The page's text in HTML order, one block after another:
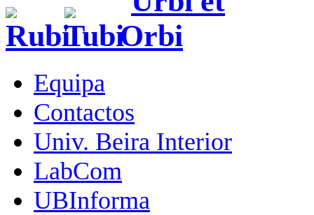
Equipa
Contactos
Univ. Beira Interior
LabCom
UBInforma